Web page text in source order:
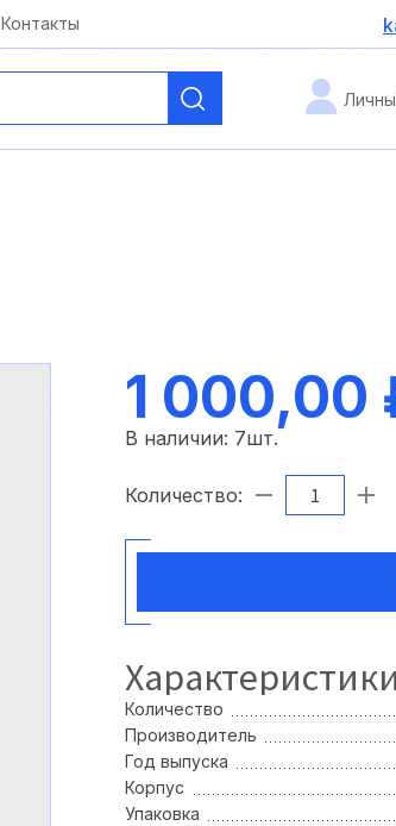
c 08:00 до 20:00
Контакты
1 000,00
В наличии: 7шт.
Количество:
Характеристики
Количество
Производитель
Год выпуска
Корпус
Упаковка